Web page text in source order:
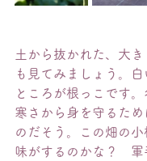
土から抜かれた、大
も見てみましょう。
ところが根っこです。
寒さから身を守るため
のだそう。この畑の
味がするのかな？　